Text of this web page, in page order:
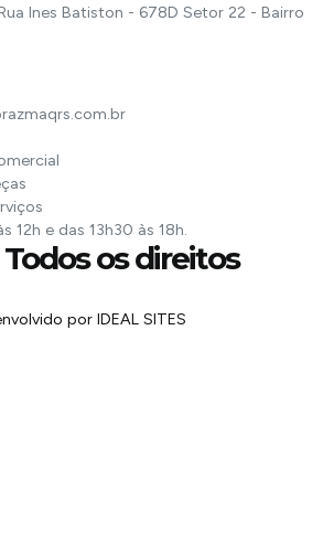
Ines Batiston - 678D Setor 22 - Bairro
12h e das 13h30 às 18h.
os direitos
por IDEAL SITES